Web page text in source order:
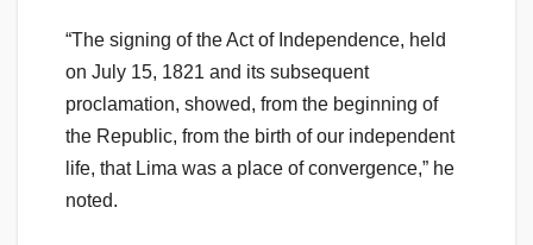
“The signing of the Act of Independence, held
on July 15, 1821 and its subsequent
proclamation, showed, from the beginning of
the Republic, from the birth of our independent
life, that Lima was a place of convergence,” he
noted.